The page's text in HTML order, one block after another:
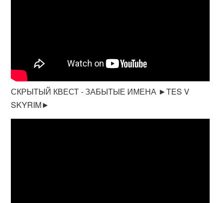
СКРЫТЫЙ КВЕСТ - ЗАБЫТЫЕ ИМЕНА ►TES V
SKYRIM►